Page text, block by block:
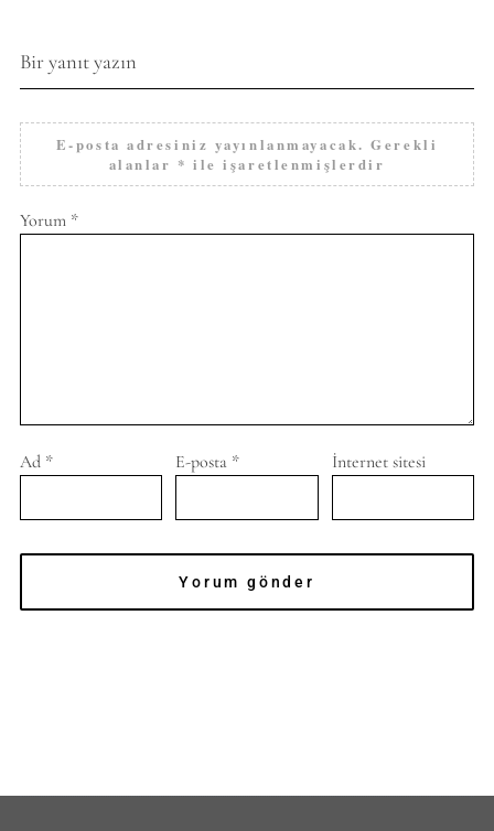
Bir yanıt yazın
E-posta adresiniz yayınlanmayacak. Gerekli
alanlar * ile işaretlenmişlerdir
Yorum *
Ad * E-posta * İnternet sitesi